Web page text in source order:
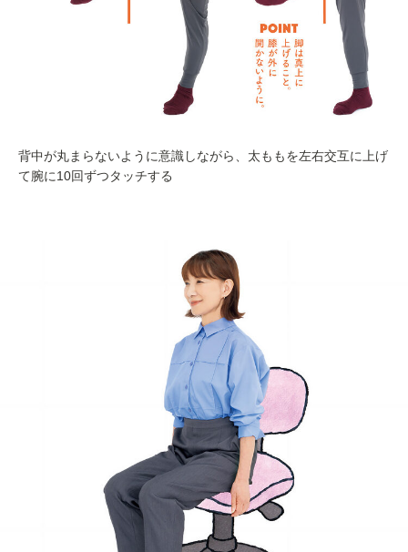
背中が丸まらないように意識しながら、太ももを左右交互に上げ
て腕に10回ずつタッチする